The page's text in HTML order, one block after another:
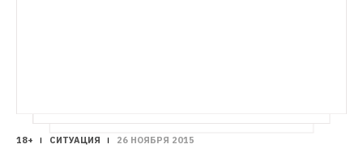
18+ СИТУАЦИЯ 26 НОЯБРЯ 2015